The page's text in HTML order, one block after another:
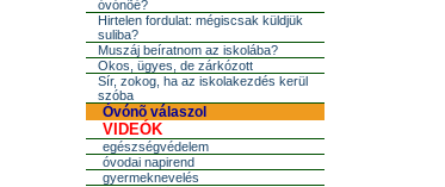
óvónõé?
Hirtelen fordulat: mégiscsak küldjük
suliba?
Muszáj beíratnom az iskolába?
Okos, ügyes, de zárkózott
Sír, zokog, ha az iskolakezdés kerül
szóba
Óvónõ válaszol
VIDEÓK
egészségvédelem
óvodai napirend
gyermeknevelés